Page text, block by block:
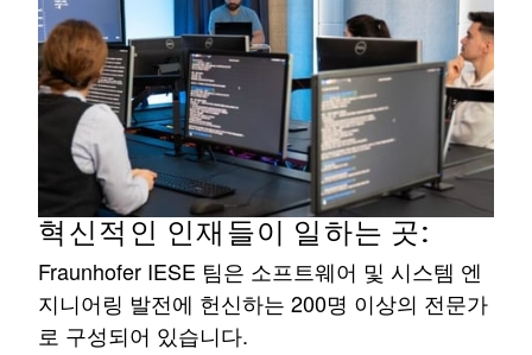
혁신적인 인재들이 일하는 곳:
Fraunhofer IESE 팀은 소프트웨어 및 시스템 엔
지니어링 발전에 헌신하는 200명 이상의 전문가
로 구성되어 있습니다.